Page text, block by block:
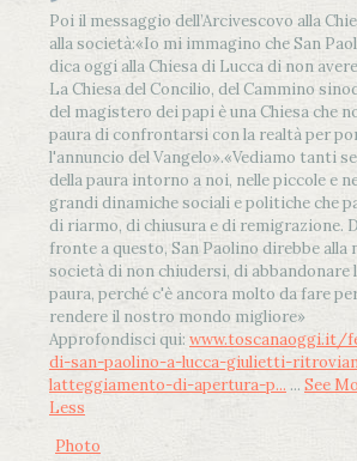
Poi il messaggio dell’Arcivescovo alla
alla società:«Io mi immagino che San
dica oggi alla Chiesa di Lucca di non
La Chiesa del Concilio, del Cammino
del magistero dei papi è una Chiesa che
paura di confrontarsi con la realtà per
l'annuncio del Vangelo».«Vediamo tanti
della paura intorno a noi, nelle piccole e
grandi dinamiche sociali e politiche che
di riarmo, di chiusura e di remigrazione.
fronte a questo, San Paolino direbbe alla
società di non chiudersi, di abbandonare
paura, perché c'è ancora molto da fare
rendere il nostro mondo migliore»
Approfondisci qui: www.toscanaoggi.it/
di-san-paolino-a-lucca-giulietti-
latteggiamento-di-apertura-p... ... See
Less
Photo